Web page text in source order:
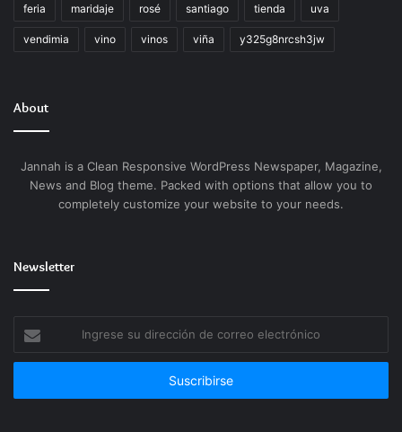
feria maridaje rosé santiago tienda uva
vendimia vino vinos viña y325g8nrcsh3jw
About
Jannah is a Clean Responsive WordPress Newspaper, Magazine,
News and Blog theme. Packed with options that allow you to
completely customize your website to your needs.
Newsletter
su
dirección
correo